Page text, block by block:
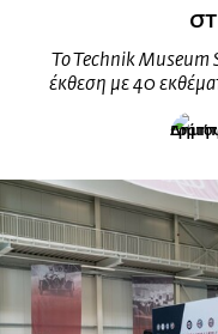
To Technik Museum
έκθεση με 40